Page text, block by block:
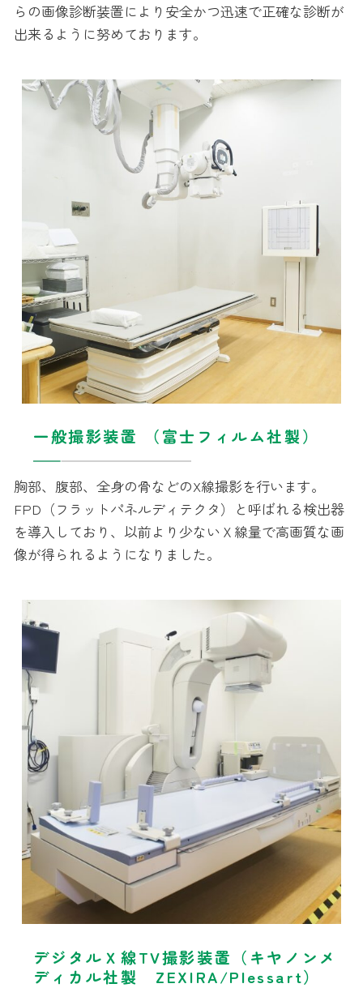
らの画像診断装置により安全かつ迅速で正確な診断が
出来るように努めております。
一般撮影装置 （富士フィルム社製）
胸部、腹部、全身の骨などのX線撮影を行います。
FPD（フラットパネルディテクタ）と呼ばれる検出器
を導入しており、以前より少ないＸ線量で高画質な画
像が得られるようになりました。
デジタルＸ線TV撮影装置（キヤノンメ
ディカル社製 ZEXIRA/Plessart）